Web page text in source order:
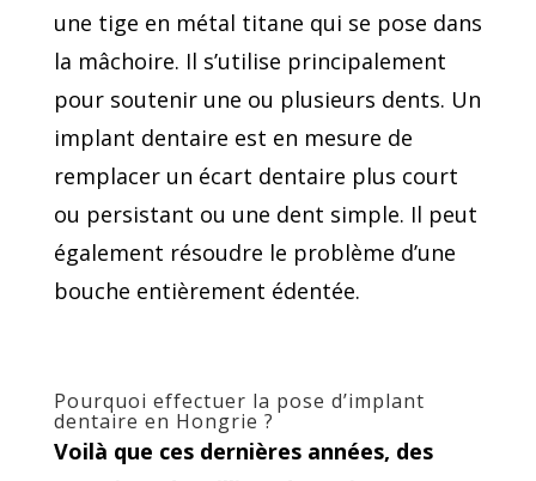
une tige en métal titane qui se pose dans
la mâchoire. Il s’utilise principalement
pour soutenir une ou plusieurs dents. Un
implant dentaire est en mesure de
remplacer un écart dentaire plus court
ou persistant ou une dent simple. Il peut
également résoudre le problème d’une
bouche entièrement édentée.
Pourquoi effectuer la pose d’implant
dentaire en Hongrie ?
Voilà que ces dernières années, des